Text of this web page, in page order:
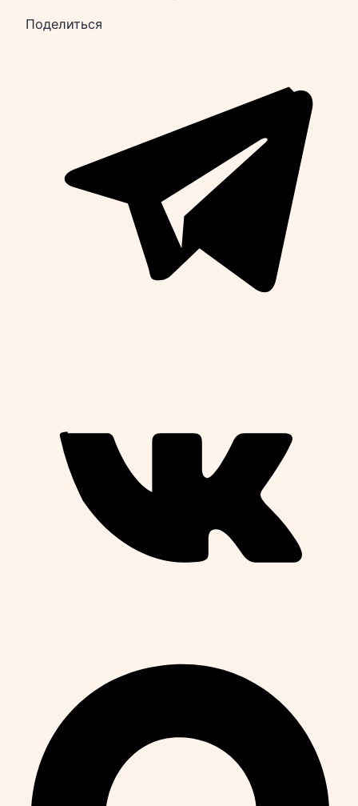
Поделиться